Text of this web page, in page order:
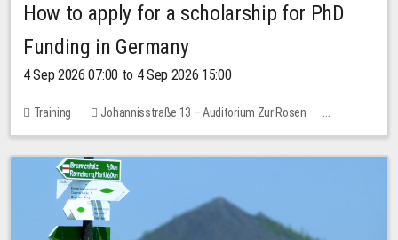
How to apply for a scholarship for PhD
Funding in Germany
4 Sep 2026 07:00 to 4 Sep 2026 15:00
Training
Johannisstraße 13 – Auditorium Zur Rosen
No free places